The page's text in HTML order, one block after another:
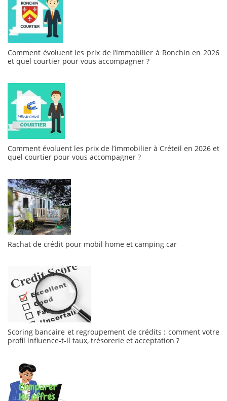
Comment évoluent les prix de l’immobilier à Ronchin en 2026
et quel courtier pour vous accompagner ?
Comment évoluent les prix de l’immobilier à Créteil en 2026 et
quel courtier pour vous accompagner ?
Rachat de crédit pour mobil home et camping car
Scoring bancaire et regroupement de crédits : comment votre
profil influence-t-il taux, trésorerie et acceptation ?